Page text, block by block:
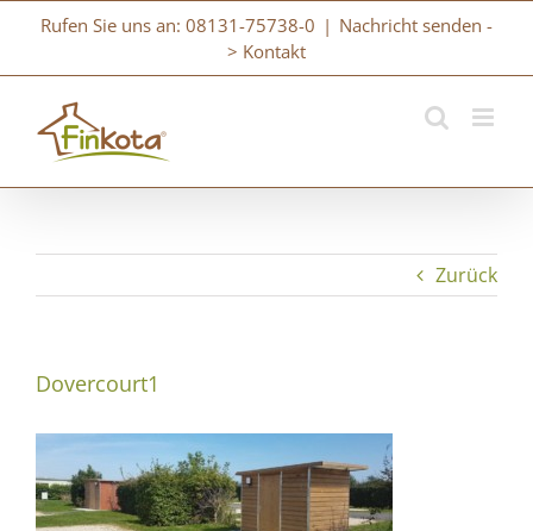
springen
Rufen Sie uns an: 08131-75738-0 | Nachricht senden -
> Kontakt
Zurück
Dovercourt1